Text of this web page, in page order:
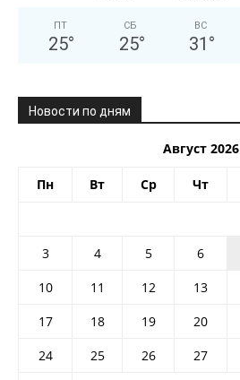
ПТ
25°
СБ
25°
ВС
31 °
Новости по дням
Август 2026
Пн Вт Ср Чт
3
4 5 6
10
11 12 13
17
18 19 20
24
25 26 27